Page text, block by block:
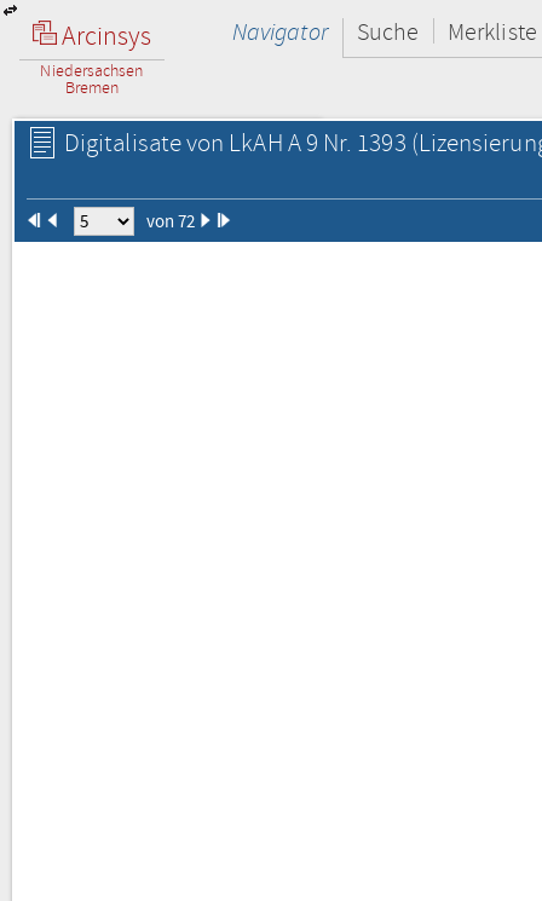
Arcinsys
Niedersachsen
Bremen
Navigator Suche Merkliste
Digitalisate von LkAH A 9 Nr. 1393
von 72